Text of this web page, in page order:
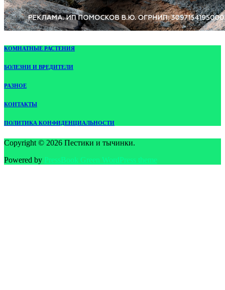
КОМНАТНЫЕ РАСТЕНИЯ
БОЛЕЗНИ И ВРЕДИТЕЛИ
РАЗНОЕ
КОНТАКТЫ
ПОЛИТИКА КОНФИДЕНЦИАЛЬНОСТИ
Copyright © 2026 Пестики и тычинки.
Powered by PressBook Green WordPress theme